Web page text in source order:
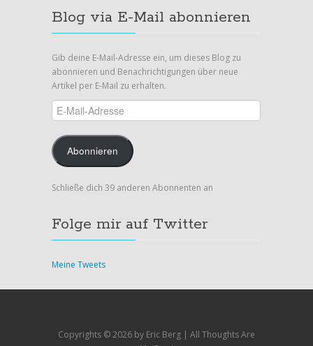
Blog via E-Mail abonnieren
Gib deine E-Mail-Adresse ein, um dieses Blog zu
abonnieren und Benachrichtigungen über neue
Artikel per E-Mail zu erhalten.
E-
Mail-
Adresse
Abonnieren
Schließe dich 39 anderen Abonnenten an
Folge mir auf Twitter
Meine Tweets
Copyrights ©2026 by Eric Berg | All Thoughts Are